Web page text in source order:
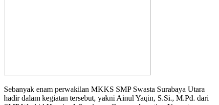
Sebanyak enam perwakilan MKKS SMP Swasta Surabaya Utara
hadir dalam kegiatan tersebut, yakni Ainul Yaqin, S.Si., M.Pd. dari